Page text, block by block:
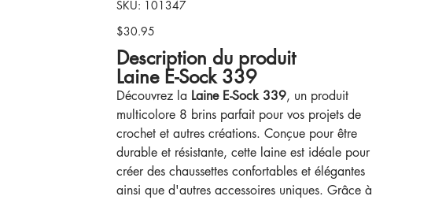
SKU:
101347
101347
Price
$30.95
Description du produit
Laine E-Sock 339
Découvrez la Laine E-Sock 339, un produit
multicolore 8 brins parfait pour vos projets de
crochet et autres créations. Conçue pour être
durable et résistante, cette laine est idéale pour
créer des chaussettes confortables et élégantes
ainsi que d'autres accessoires uniques. Grâce à